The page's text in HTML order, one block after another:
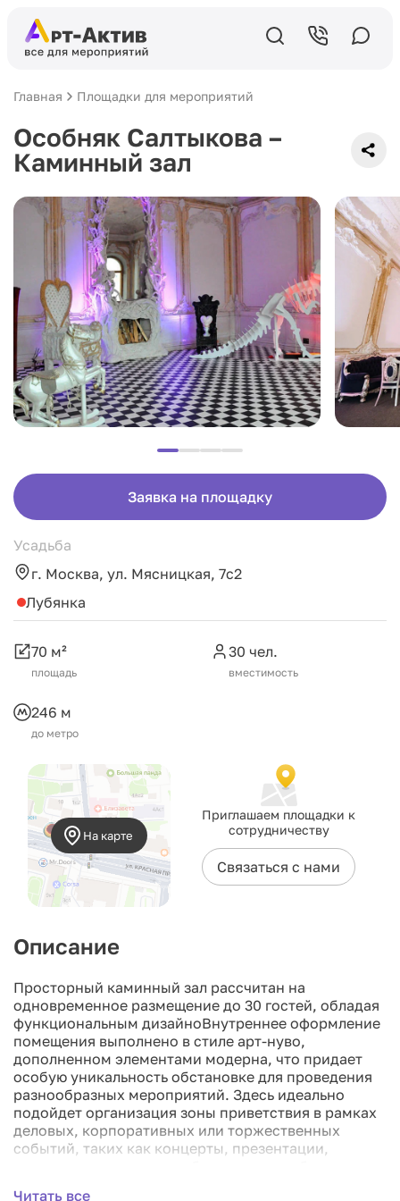
Главная Площадки для мероприятий
Особняк Салтыкова –
Каминный зал
Заявка на площадку
Усадьба
г. Москва, ул. Мясницкая, 7с2
Лубянка
70 м²
площадь
30 чел.
вместимость
246 м
до метро
На карте
Приглашаем площадки к
сотрудничеству
Связаться с нами
Описание
Просторный каминный зал рассчитан на
одновременное размещение до 30 гостей, обладая
функциональным дизайноВнутреннее оформление
помещения выполнено в стиле арт-нуво,
дополненном элементами модерна, что придает
особую уникальность обстановке для проведения
разнообразных мероприятий. Здесь идеально
подойдет организация зоны приветствия в рамках
деловых, корпоративных или торжественных
событий, таких как концерты, презентации,
Читать все